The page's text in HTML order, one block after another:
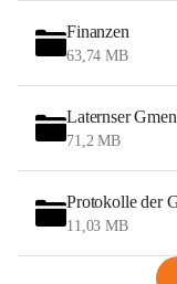
Finanzen
63,74 MB
Laternser
71,2 MB
Protokolle der
11,03 MB